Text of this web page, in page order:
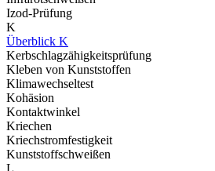
Izod-Prüfung
K
Überblick K
Kerbschlagzähigkeitsprüfung
Kleben von Kunststoffen
Klimawechseltest
Kohäsion
Kontaktwinkel
Kriechen
Kriechstromfestigkeit
Kunststoffschweißen
L